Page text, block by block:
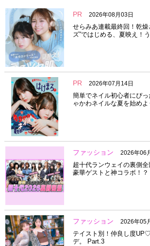
PR 2026年08月03日
せらみあ連載最終回！乾燥
ズ”ではじめる、夏映え！
PR 2026年07月14日
簡単でネイル初心者にぴ
ゃかわネイルな夏を始め
ファッション 2026年06
超十代ランウェイの裏側
豪華ゲストと神コラボ！？
ファッション 2026年05
テイスト別！仲良し度
デ。 Part.3